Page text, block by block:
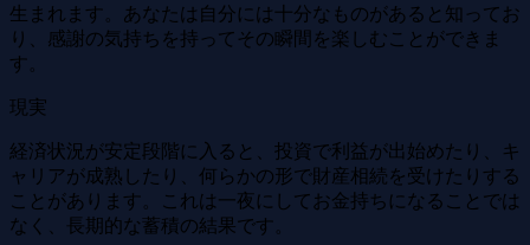
生まれます。あなたは自分には十分なものがあると知ってお
り、感謝の気持ちを持ってその瞬間を楽しむことができま
す。
現実
経済状況が安定段階に入ると、投資で利益が出始めたり、キ
ャリアが成熟したり、何らかの形で財産相続を受けたりする
ことがあります。これは一夜にしてお金持ちになることでは
なく、長期的な蓄積の結果です。